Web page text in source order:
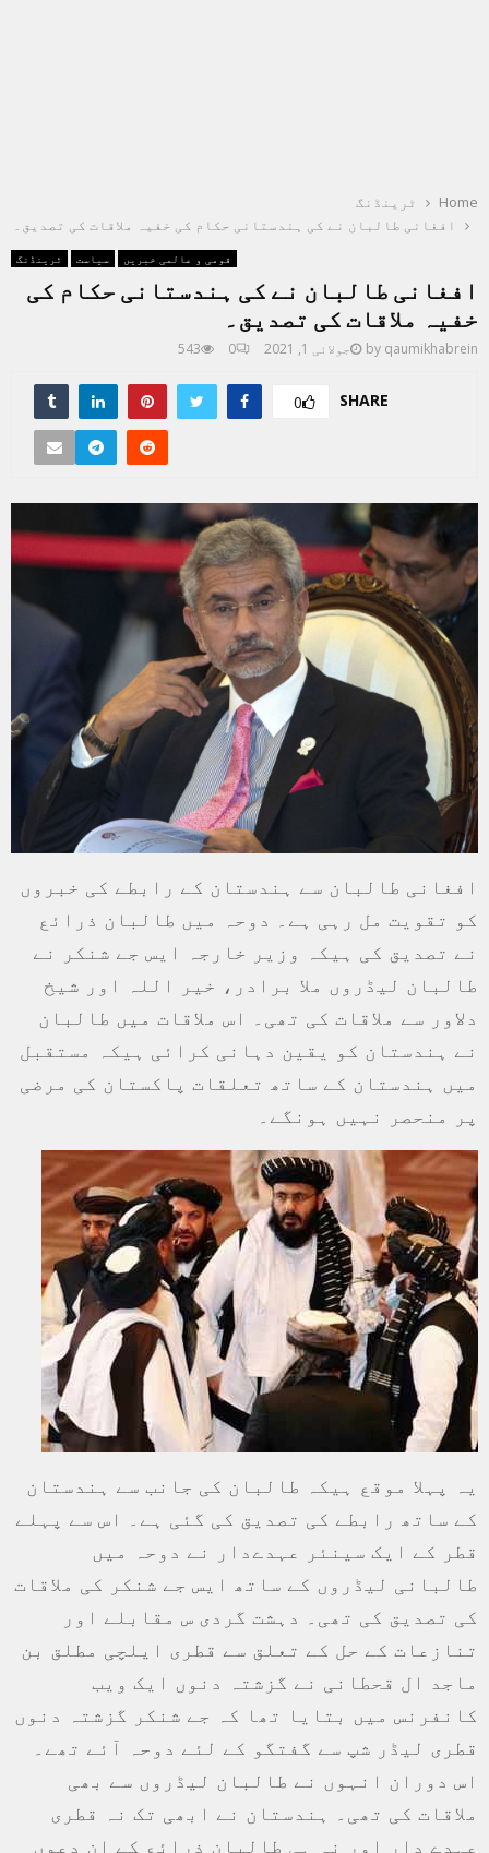
Home
ٹرینڈنگ
افغانی طالبان نے کی ہندستانی حکام کی خفیہ ملاقات کی تصدیق۔
ٹرینڈنگ سیاست قومی و عالمی خبریں
افغانی طالبان نے کی ہندستانی حکام کی
خفیہ ملاقات کی تصدیق۔
by qaumikhabrein جولائی 1, 2021 0
543
SHARE
0
افغانی طالبان سے ہندستان کے رابطے کی خبروں
کو تقویت مل رہی ہے۔ دوحہ میں طالبان ذرائع
نے تصدیق کی ہیکہ وزیر خارجہ ایس جے شنکر نے
طالبان لیڈروں ملا برادر، خیر اللہ اور شیخ
دلاور سے ملاقات کی تھی۔ اس ملاقات میں طالبان
نے ہندستان کو یقین دہانی کرائی ہیکہ مستقبل
میں ہندستان کے ساتھ تعلقات پاکستان کی مرضی
پر منحصر نہیں ہونگے۔
یہ پہلا موقع ہیکہ طالبان کی جانب سے ہندستان
کے ساتھ رابطے کی تصدیق کی گئی ہے۔ اس سے پہلے
قطر کے ایک سینئر عہدےدار نے دوحہ میں
طالبانی لیڈروں کے ساتھ ایس جے شنکر کی ملاقات
کی تصدیق کی تھی۔ دہشت گردی س مقابلے اور
تنازعات کے حل کے تعلق سے قطری ایلچی مطلق بن
ماجد ال قحطانی نے گزشتہ دنوں ایک ویب
کانفرنس میں بتایا تھا کہ جے شنکر گزشتہ دنوں
قطری لیڈر شپ سے گفتگو کے لئے دوحہ آئے تھے۔
اس دوران انہوں نے طالبان لیڈروں سے بھی
ملاقات کی تھی۔ ہندستان نے ابھی تک نہ قطری
عہدے دار اور نہ ہی طالبان ذرائع کے ان دعوں